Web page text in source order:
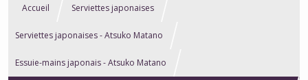
Accueil Serviettes japonaises
Serviettes japonaises - Atsuko Matano
Essuie-mains japonais - Atsuko Matano